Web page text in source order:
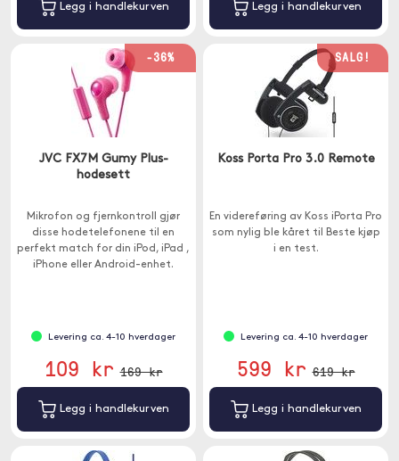
Legg i handlekurven Legg i handlekurven
-36%
JVC FX7M Gumy Plus-
hodesett
Mikrofon og fjernkontroll gjør
disse hodetelefonene til en
perfekt match for din iPod, iPad ,
iPhone eller Android-enhet.
Levering ca. 4-10 hverdager
109 kr 169 kr
Legg i handlekurven
SALG!
Koss Porta Pro 3.0 Remote
En videreføring av Koss iPorta Pro
som nylig ble kåret til Beste kjøp
i en test.
Levering ca. 4-10 hverdager
599 kr 619 kr
Legg i handlekurven